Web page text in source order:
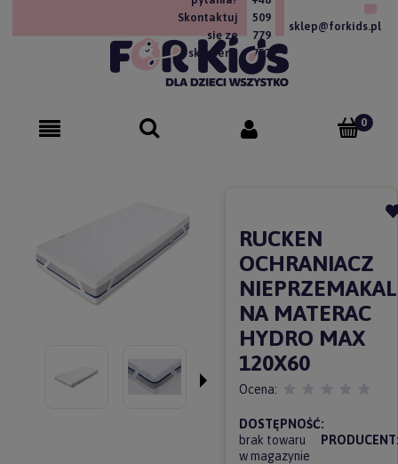
Skontaktuj
się ze
sklepem!
509
779
757
sklep@forkids.pl
RUCKEN
OCHRANIACZ
NA MATERAC
HYDRO MAX
120X60
Ocena:
DOSTĘPNOŚĆ:
brak towaru
w magazynie